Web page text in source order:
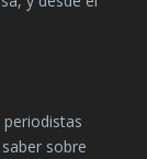
sobre